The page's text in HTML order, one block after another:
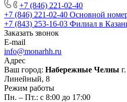
+7 (846) 221-02-40
+7 (846) 221-02-40 Основной
+7 (843) 253-16-03 Филиал в
Заказать звонок
E-mail
info@monarhh.ru
Адрес
Ваш город: Набережные Челны
Линейный, 8
Режим работы
Пн. – Пт.: с 8:00 до 17:00